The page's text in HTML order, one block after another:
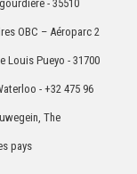
- 35510
OBC – Aéroparc 2
Louis Pueyo - 31700
- +32 475 96
The
pays